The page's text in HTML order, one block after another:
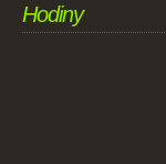
Hodiny